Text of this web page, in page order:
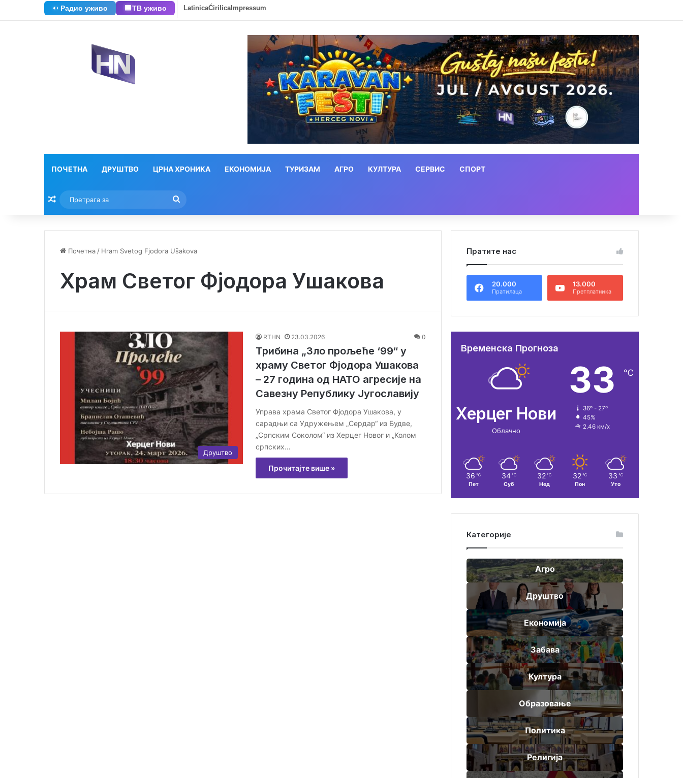
Радио уживо ТВ уживо LatinicaĆirilicaImpressum
ПОЧЕТНА ДРУШТВО ЦРНА ХРОНИКА ЕКОНОМИЈА ТУРИЗАМ АГРО КУЛТУРА СЕРВИС СПОРТ
Насумични текстови
за
Почетна / Hram Svetog Fjodora Ušakova
Храм Светог Фјодора Ушакова
Друштво
RTHN 23.03.2026 0
Трибина „Зло прољеће ‘99“ у
храму Светог Фјодора Ушакова
– 27 година од НАТО агресије на
Савезну Републику Југославију
Управа храма Светог Фјодора Ушакова, у
сарадњи са Удружењем „Сердар“ из Будве,
„Српским Соколом“ из Херцег Новог и „Колом
српских…
Прочитајте више »
Пратите нас
20.000
Пратилаца
13.000
Претплатника
Временска Прогноза
Херцег Нови
Облачно
33 ℃
36º - 27º
45%
2.46 км/х
36 ℃
Пет
34 ℃
Суб
32 ℃
Нед
32 ℃
Пон
33 ℃
Уто
Категорије
Агро
Друштво
Економија
Забава
Култура
Образовање
Политика
Религија